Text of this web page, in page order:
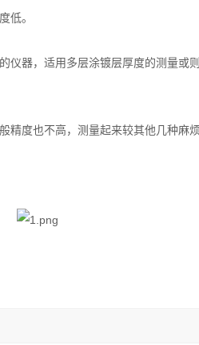
低。
仪器，适用多层涂镀层厚度的测量或
精度也不高，测量起来较其他几种麻烦